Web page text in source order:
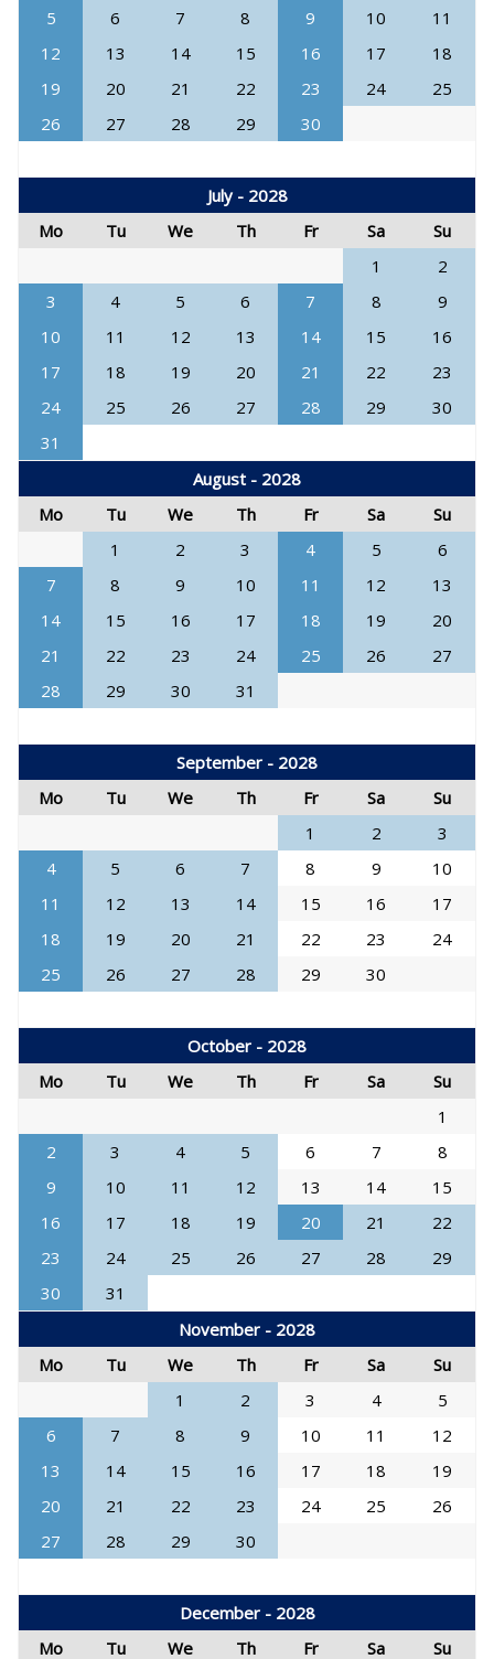
5 6 7 8 9 10
11
12
13 14 15 16 17
18
19
20 21 22 23 24
25
26
27 28 29 30
July - 2028
Mo
Tu We Th Fr Sa
Su
1
2
3
4 5 6 7 8
9
10
11 12 13 14 15
16
17
18 19 20 21 22
23
24
25 26 27 28 29
30
31
August - 2028
Mo
Tu We Th Fr Sa
Su
1
2 3 4 5
6
7
8 9 10 11 12
13
14
15 16 17 18 19
20
21
22 23 24 25 26
27
28
29 30 31
September - 2028
Mo
Tu We Th Fr Sa
Su
1
2
3
4
5 6 7 8 9
10
11
12 13 14 15 16
17
18
19 20 21 22 23
24
25
26 27 28 29 30
October - 2028
Mo
Tu We Th Fr Sa
Su
1
2
3 4 5 6 7
8
9
10 11 12 13 14
15
16
17 18 19 20 21
22
23
24 25 26 27 28
29
30
31
November - 2028
Mo
Tu We Th Fr Sa
Su
1
2 3 4
5
6
7 8 9 10 11
12
13
14 15 16 17 18
19
20
21 22 23 24 25
26
27
28 29 30
December - 2028
Mo
Tu We Th Fr Sa
Su